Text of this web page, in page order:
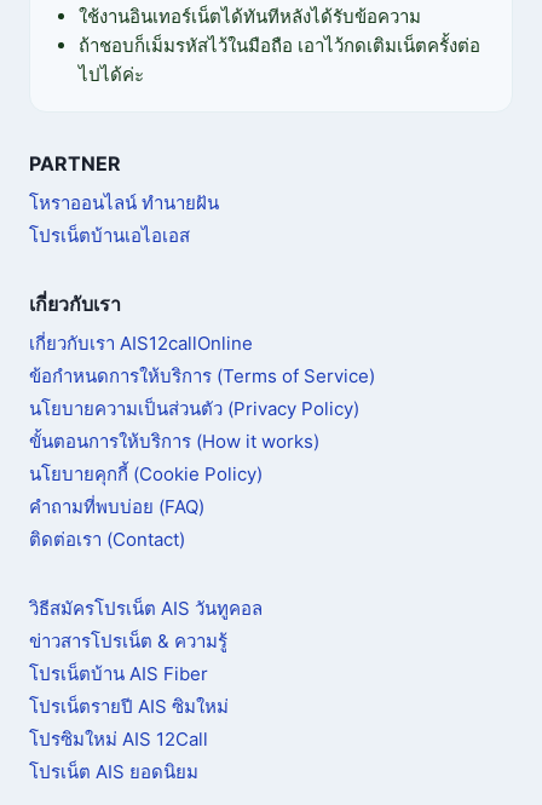
ใช้งานอินเทอร์เน็ตได้ทันทีหลังได้รับข้อความ
ถ้าชอบก็เม็มรหัสไว้ในมือถือ เอาไว้กดเติมเน็ตครั้งต่อ
ไปได้ค่ะ
PARTNER
โหราออนไลน์ ทำนายฝัน
โปรเน็ตบ้านเอไอเอส
เกี่ยวกับเรา
เกี่ยวกับเรา AIS12callOnline
ข้อกำหนดการให้บริการ (Terms of Service)
นโยบายความเป็นส่วนตัว (Privacy Policy)
ขั้นตอนการให้บริการ (How it works)
นโยบายคุกกี้ (Cookie Policy)
คำถามที่พบบ่อย (FAQ)
ติดต่อเรา (Contact)
วิธีสมัครโปรเน็ต AIS วันทูคอล
ข่าวสารโปรเน็ต & ความรู้
โปรเน็ตบ้าน AIS Fiber
โปรเน็ตรายปี AIS ซิมใหม่
โปรซิมใหม่ AIS 12Call
โปรเน็ต AIS ยอดนิยม